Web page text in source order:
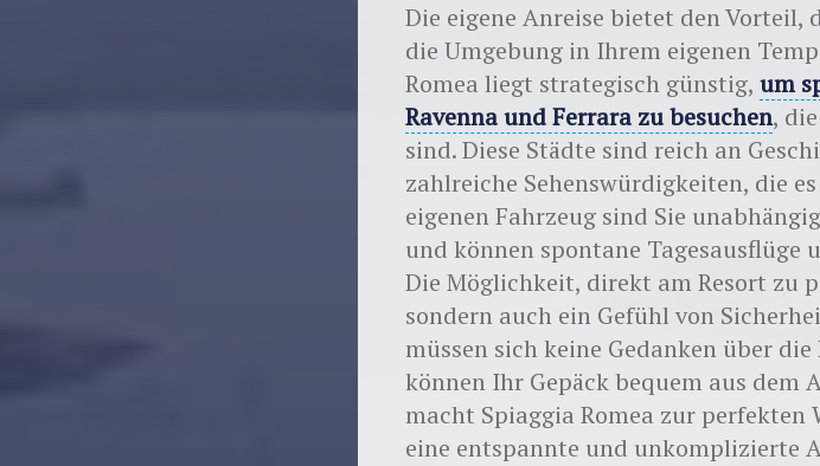
Die eigene Anreise bietet den Vorteil,
die Umgebung in Ihrem eigenen
Romea liegt strategisch günstig, um
Ravenna und Ferrara zu besuchen,
sind. Diese Städte sind reich an
zahlreiche Sehenswürdigkeiten, die
eigenen Fahrzeug sind Sie
und können spontane Tagesausflüge
Die Möglichkeit, direkt am Resort zu
sondern auch ein Gefühl von
müssen sich keine Gedanken über
können Ihr Gepäck bequem aus dem
macht Spiaggia Romea zur perfekten
eine entspannte und unkomplizierte